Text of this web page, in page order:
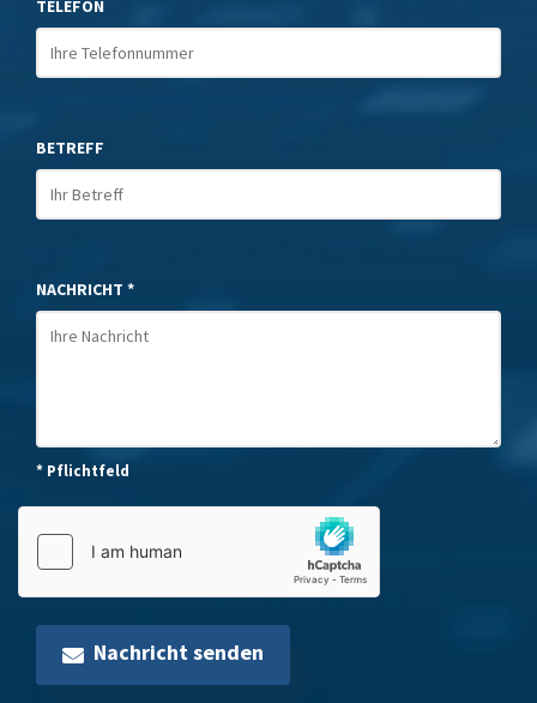
TELEFON
BETREFF
NACHRICHT *
* Pflichtfeld
Nachricht senden